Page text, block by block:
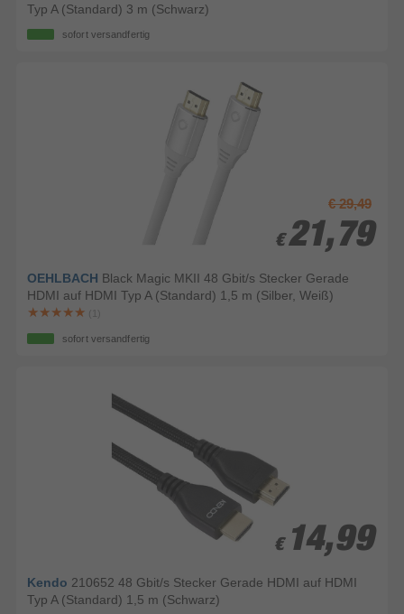
Typ A (Standard) 3 m (Schwarz)
sofort versandfertig
€ 29,49
€ 21,79
€ 21,79
OEHLBACH Black Magic MKII 48 Gbit/s Stecker Gerade
HDMI auf HDMI Typ A (Standard) 1,5 m (Silber, Weiß)
(1)
sofort versandfertig
€ 14,99
€ 14,99
Kendo 210652 48 Gbit/s Stecker Gerade HDMI auf HDMI
Typ A (Standard) 1,5 m (Schwarz)